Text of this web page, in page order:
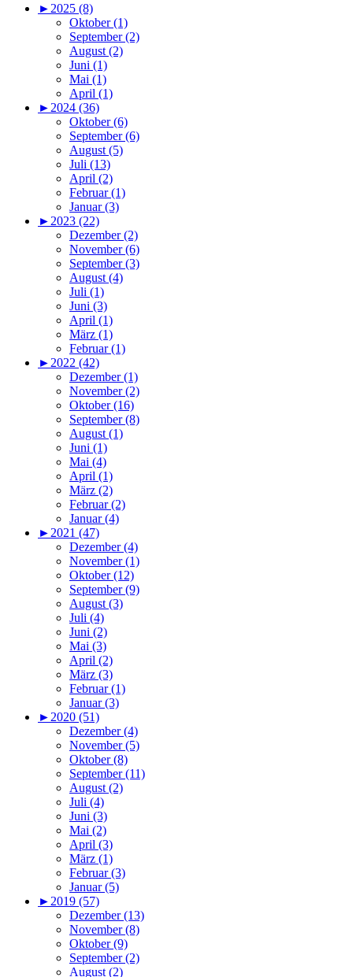
► 2025 (8)
Oktober (1)
September (2)
August (2)
Juni (1)
Mai (1)
April (1)
► 2024 (36)
Oktober (6)
September (6)
August (5)
Juli (13)
April (2)
Februar (1)
Januar (3)
► 2023 (22)
Dezember (2)
November (6)
September (3)
August (4)
Juli (1)
Juni (3)
April (1)
März (1)
Februar (1)
► 2022 (42)
Dezember (1)
November (2)
Oktober (16)
September (8)
August (1)
Juni (1)
Mai (4)
April (1)
März (2)
Februar (2)
Januar (4)
► 2021 (47)
Dezember (4)
November (1)
Oktober (12)
September (9)
August (3)
Juli (4)
Juni (2)
Mai (3)
April (2)
März (3)
Februar (1)
Januar (3)
► 2020 (51)
Dezember (4)
November (5)
Oktober (8)
September (11)
August (2)
Juli (4)
Juni (3)
Mai (2)
April (3)
März (1)
Februar (3)
Januar (5)
► 2019 (57)
Dezember (13)
November (8)
Oktober (9)
September (2)
August (2)